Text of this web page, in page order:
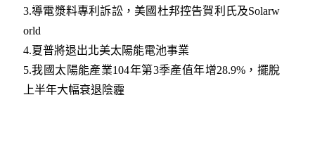
3.導電漿料專利訴訟，美國杜邦控告賀利氏及Solarw
orld
4.夏普將退出北美太陽能電池事業
5.我國太陽能產業104年第3季產值年增28.9%，擺脫
上半年大幅衰退陰霾